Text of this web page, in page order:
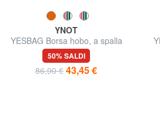
YNOT
YESBAG Borsa hobo, a spalla
50% SALDI
86,90 € 43,45 €